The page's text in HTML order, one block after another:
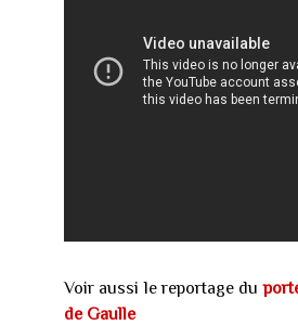
Voir aussi le reportage du
de Gaulle